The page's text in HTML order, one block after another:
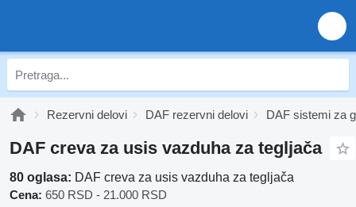
Rezervni delovi DAF rezervni delovi DAF sistemi za
DAF creva za usis vazduha za tegljača
80 oglasa: DAF creva za usis vazduha za tegljača
Cena: 650 RSD - 21.000 RSD